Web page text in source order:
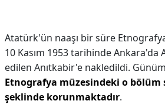
Atatürk'ün naaşı bir süre
10 Kasım 1953 tarihinde Ankara'da
edilen Anıtkabir'e nakledildi.
Etnografya müzesindeki o
şeklinde korunmaktadır.